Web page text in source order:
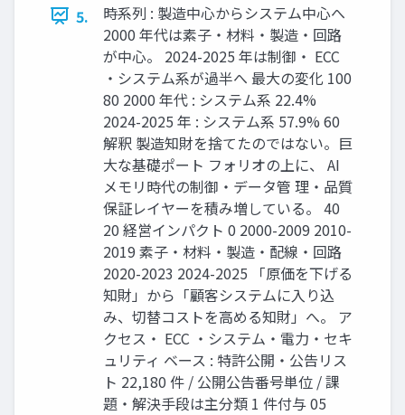
5.
時系列 : 製造中心からシステム中心へ
2000 年代は素子・材料・製造・回路
が中心。 2024-2025 年は制御・ ECC
・システム系が過半へ 最大の変化 100
80 2000 年代 : システム系 22.4%
2024-2025 年 : システム系 57.9% 60
解釈 製造知財を捨てたのではない。巨
大な基礎ポート フォリオの上に、 AI
メモリ時代の制御・データ管 理・品質
保証レイヤーを積み増している。 40
20 経営インパクト 0 2000-2009 2010-
2019 素子・材料・製造・配線・回路
2020-2023 2024-2025 「原価を下げる
知財」から「顧客システムに入り込
み、切替コストを高める知財」へ。 ア
クセス・ ECC ・システム・電力・セキ
ュリティ ベース : 特許公開・公告リス
ト 22,180 件 / 公開公告番号単位 / 課
題・解決手段は主分類 1 件付与 05